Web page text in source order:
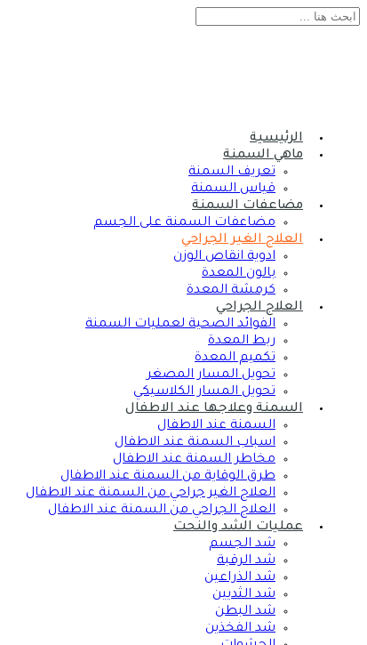
الرئيسية
ماهي السمنة
تعريف السمنة
قياس السمنة
مضاعفات السمنة
مضاعفات السمنة على الجسم
العلاج الغير الجراحي
ادوية انقاص الوزن
بالون المعدة
كرمشة المعدة
العلاج الجراحي
الفوائد الصحية لعمليات السمنة
ربط المعدة
تكميم المعدة
تحويل المسار المصغر
تحويل المسار الكلاسيكي
السمنة وعلاجها عند الاطفال
السمنة عند الاطفال
اسباب السمنة عند الاطفال
مخاطر السمنة عند الاطفال
طرق الوقاية من السمنة عند الاطفال
العلاج الغير جراحي من السمنة عند الاطفال
العلاج الجراحي من السمنة عند الاطفال
عمليات الشد والنحت
شد الجسم
شد الرقبة
شد الذراعين
شد الثديين
شد البطن
شد الفخذين